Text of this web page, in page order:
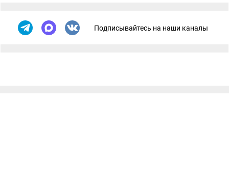
Подписывайтесь на наши каналы